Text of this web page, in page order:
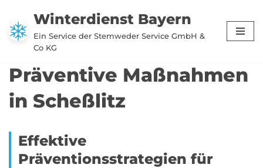
Zum
Inhalt
Winterdienst Bayern
Ein Service der Stemweder Service GmbH &
Co KG
Präventive Maßnahmen
in Scheßlitz
Effektive
Präventionsstrategien für